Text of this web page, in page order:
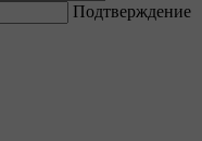
Подтверждение